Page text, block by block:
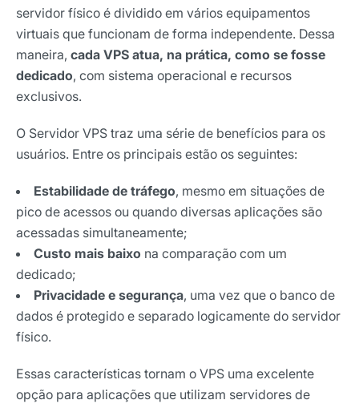
servidor físico é dividido em vários equipamentos
virtuais que funcionam de forma independente. Dessa
maneira, cada VPS atua, na prática, como se fosse
dedicado, com sistema operacional e recursos
exclusivos.
O Servidor VPS traz uma série de benefícios para os
usuários. Entre os principais estão os seguintes:
Estabilidade de tráfego, mesmo em situações de
pico de acessos ou quando diversas aplicações são
acessadas simultaneamente;
Custo mais baixo na comparação com um
dedicado;
Privacidade e segurança, uma vez que o banco de
dados é protegido e separado logicamente do servidor
físico.
Essas características tornam o VPS uma excelente
opção para aplicações que utilizam servidores de